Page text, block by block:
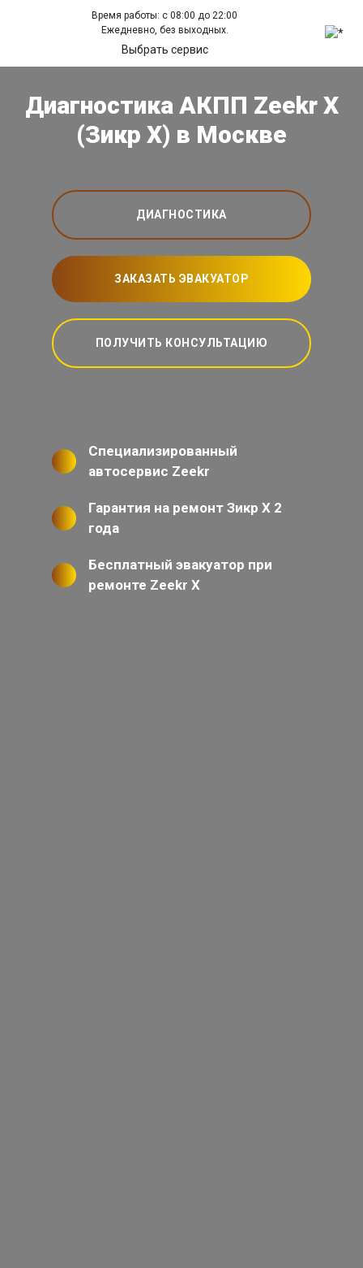
Время работы: с 08:00 до 22:00
Ежедневно, без выходных.
Выбрать сервис
Диагностика АКПП Zeekr X
(Зикр Х) в Москве
ДИАГНОСТИКА
ЗАКАЗАТЬ ЭВАКУАТОР
ПОЛУЧИТЬ КОНСУЛЬТАЦИЮ
Специализированный
автосервис Zeekr
Гарантия на ремонт Зикр Х 2
года
Бесплатный эвакуатор при
ремонте Zeekr X